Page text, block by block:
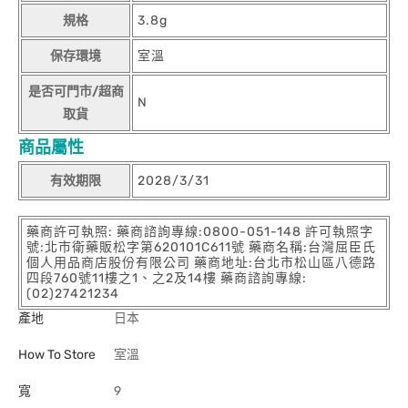
規格 3.8g
保存環境 室溫
是否可門市/超商
取貨
N
商品屬性
有效期限 2028/3/31
藥商許可執照: 藥商諮詢專線:0800-051-148 許可執照字
號:北市衛藥販松字第620101C611號 藥商名稱:台灣屈臣氏
個人用品商店股份有限公司 藥商地址:台北市松山區八德路
四段760號11樓之1、之2及14樓 藥商諮詢專線:
(02)27421234
產地
日本
How To Store 室溫
寬 9